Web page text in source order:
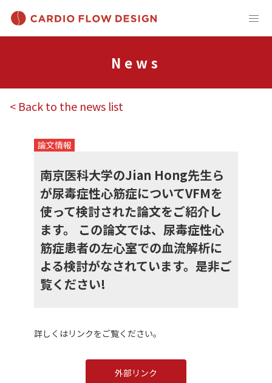
News
< Back to the news list
論文情報
南京医科大学のJian Hong先生ら
が尿毒症性心筋症についてVFMを
使って検討された論文をご紹介し
ます。 この論文では、尿毒症性心
筋症患者の左心室での血流解析に
よる検討がなされています。是非ご
覧ください!
詳しくはリンクをご覧ください。
外部リンク